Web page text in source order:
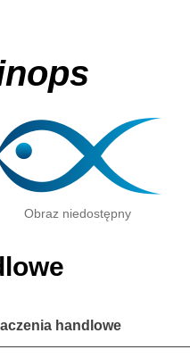
Obraz niedostępny
handlowe